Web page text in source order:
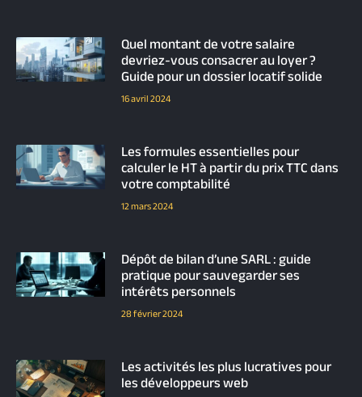
Quel montant de votre salaire
devriez-vous consacrer au loyer ?
Guide pour un dossier locatif solide
16 avril 2024
Les formules essentielles pour
calculer le HT à partir du prix TTC dans
votre comptabilité
12 mars 2024
Dépôt de bilan d’une SARL : guide
pratique pour sauvegarder ses
intérêts personnels
28 février 2024
Les activités les plus lucratives pour
les développeurs web